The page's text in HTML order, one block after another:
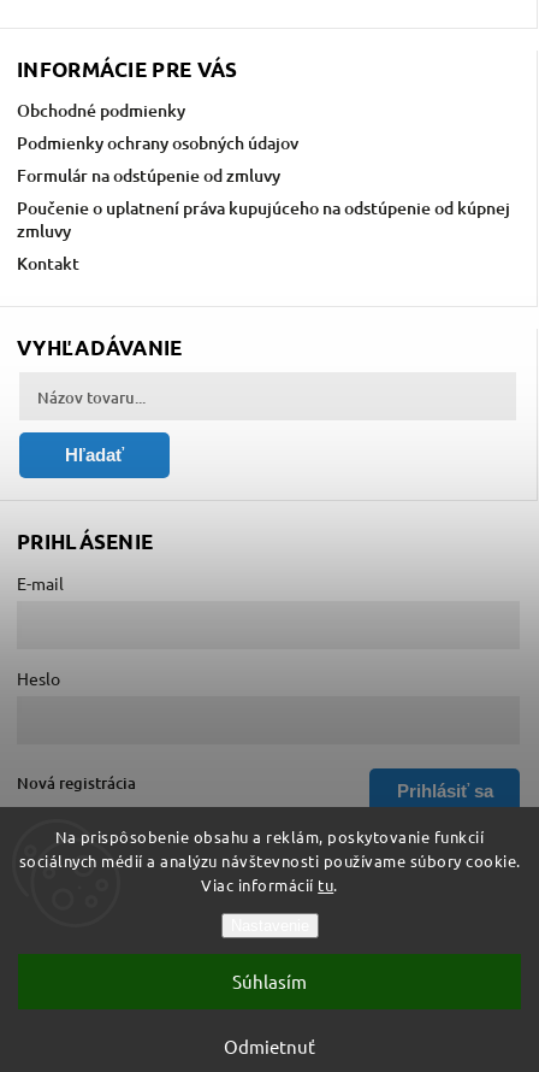
Na prispôsobenie obsahu a reklám, poskytovanie funkcií
sociálnych médií a analýzu návštevnosti používame súbory cookie.
Viac informácií tu.
Odmietnuť
Súhlasím
INFORMÁCIE PRE VÁS
Obchodné podmienky
Podmienky ochrany osobných údajov
Formulár na odstúpenie od zmluvy
Poučenie o uplatnení práva kupujúceho na odstúpenie od kúpnej
zmluvy
Kontakt
VYHĽADÁVANIE
Hľadať
PRIHLÁSENIE
E-mail
Heslo
Prihlásiť sa
Nová registrácia
Zabudnuté heslo
Vytvoril Shoptet
Hurá do školy. Všetky práva vyhradené.
Upraviť nastavenie cookies
Shoptet| Design